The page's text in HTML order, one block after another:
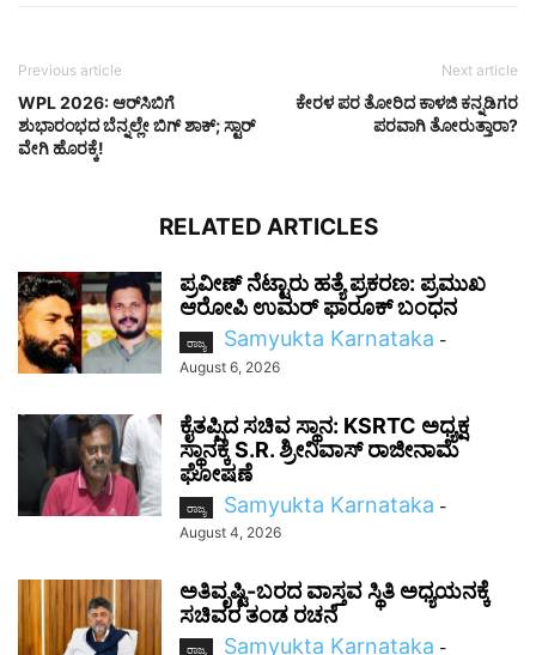
Previous article
WPL 2026: ಆರ್‌ಸಿಬಿಗೆ
ಶುಭಾರಂಭದ ಬೆನ್ನಲ್ಲೇ ಬಿಗ್ ಶಾಕ್; ಸ್ಟಾರ್
ವೇಗಿ ಹೊರಕ್ಕೆ!
Next article
ಕೇರಳ ಪರ ತೋರಿದ ಕಾಳಜಿ ಕನ್ನಡಿಗರ
ಪರವಾಗಿ ತೋರುತ್ತಾರಾ?
RELATED ARTICLES
ಪ್ರವೀಣ್ ನೆಟ್ಟಾರು ಹತ್ಯೆ ಪ್ರಕರಣ: ಪ್ರಮುಖ
ಆರೋಪಿ ಉಮರ್ ಫಾರೂಕ್ ಬಂಧನ
ರಾಜ್ಯ Samyukta Karnataka -
August 6, 2026
ಕೈತಪ್ಪಿದ ಸಚಿವ ಸ್ಥಾನ: KSRTC ಅಧ್ಯಕ್ಷ
ಸ್ಥಾನಕ್ಕೆ S.R. ಶ್ರೀನಿವಾಸ್ ರಾಜೀನಾಮೆ
ಘೋಷಣೆ
ರಾಜ್ಯ Samyukta Karnataka -
August 4, 2026
ಅತಿವೃಷ್ಟಿ-ಬರದ ವಾಸ್ತವ ಸ್ಥಿತಿ ಅಧ್ಯಯನಕ್ಕೆ
ಸಚಿವರ ತಂಡ ರಚನೆ
ರಾಜ್ಯ Samyukta Karnataka -